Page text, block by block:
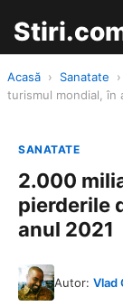
Acasă › Sanatate ›
turismul mondial, în
SANATATE
2.000
pierderile
anul 2021
Autor: Vlad